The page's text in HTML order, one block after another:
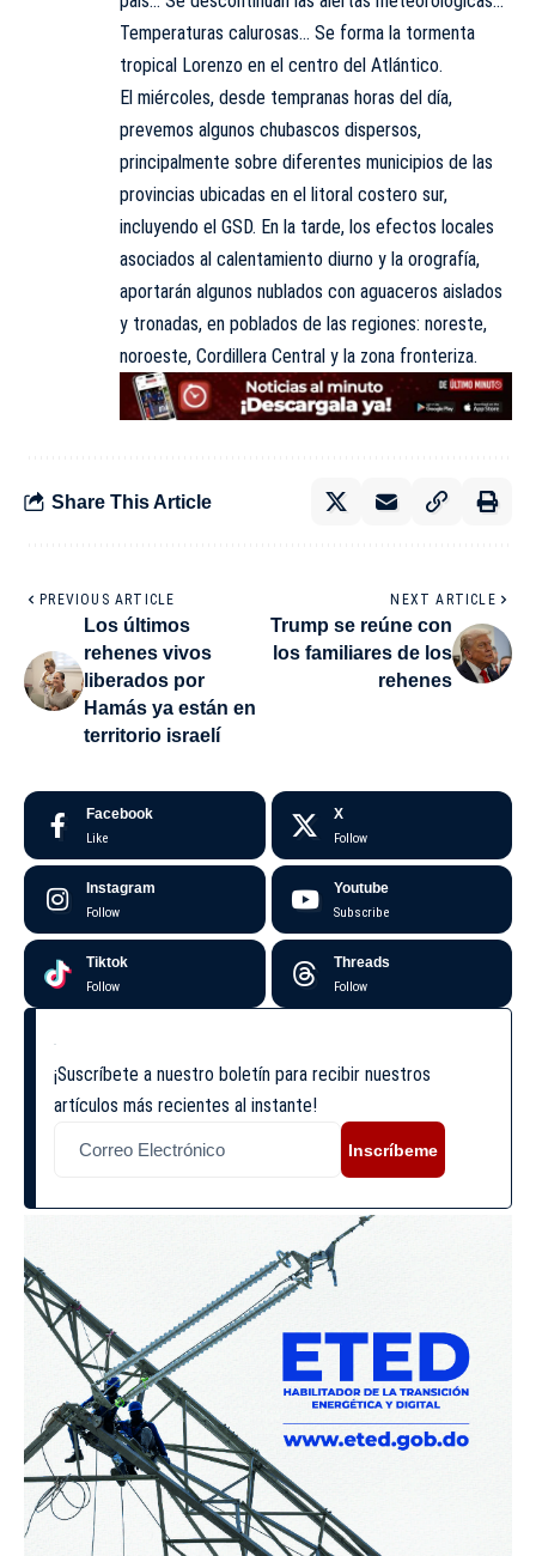
Temperaturas calurosas… Se forma la tormenta
tropical Lorenzo en el centro del Atlántico.
El miércoles, desde tempranas horas del día,
prevemos algunos chubascos dispersos,
principalmente sobre diferentes municipios de las
provincias ubicadas en el litoral costero sur,
incluyendo el GSD. En la tarde, los efectos locales
asociados al calentamiento diurno y la orografía,
aportarán algunos nublados con aguaceros aislados
y tronadas, en poblados de las regiones: noreste,
noroeste, Cordillera Central y la zona fronteriza.
Share This Article
PREVIOUS ARTICLE
Los últimos
rehenes vivos
liberados por
Hamás ya están en
territorio israelí
NEXT ARTICLE
Trump se reúne con
los familiares de los
rehenes
Facebook
Like
X
Follow
Instagram
Follow
Youtube
Subscribe
Tiktok
Follow
Threads
Follow
¡Suscríbete a nuestro boletín para recibir nuestros
artículos más recientes al instante!
Inscríbeme